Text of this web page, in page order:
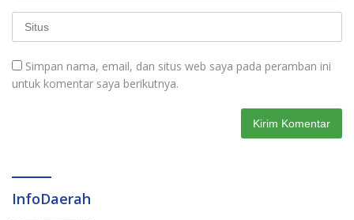
Simpan nama, email, dan situs web saya pada peramban ini
untuk komentar saya berikutnya.
InfoDaerah